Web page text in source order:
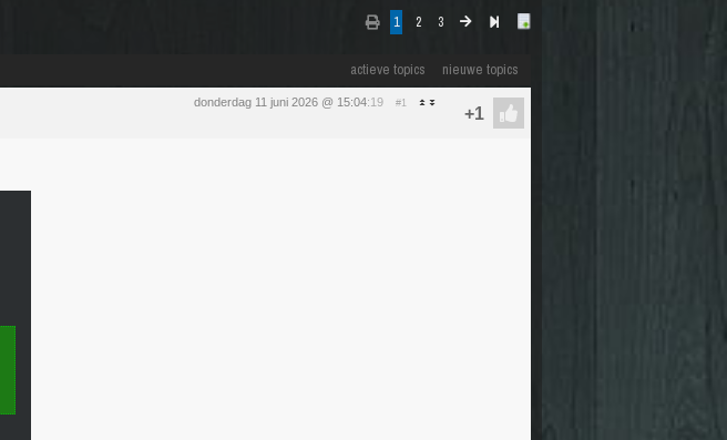
1 2 3
actieve topics nieuwe topics
donderdag 11 juni 2026 @ 15:04:19 #1